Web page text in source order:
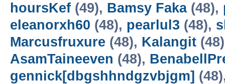
hoursKef (49), Bamsy Faka(48),
eleanorxh60 (48), pearlul3 (48),
Marcusfruxure (48), Kalangit
AsamTaineeven (48),
gennick[dbgshhndgzvbjgm]